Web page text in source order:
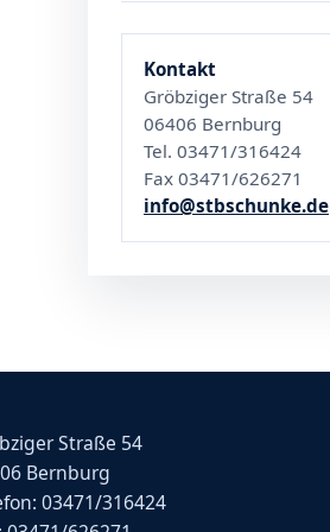
Kontakt
Gröbziger Straße 54
06406 Bernburg
Tel. 03471/316424
Fax 03471/626271
info@stbschunke.de
Straße 54
Bernburg
03471/316424